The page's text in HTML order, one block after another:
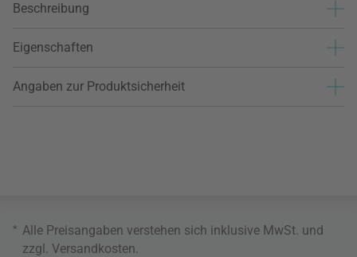
Beschreibung
Eigenschaften
Angaben zur Produktsicherheit
* Alle Preisangaben verstehen sich inklusive MwSt. und
zzgl. Versandkosten